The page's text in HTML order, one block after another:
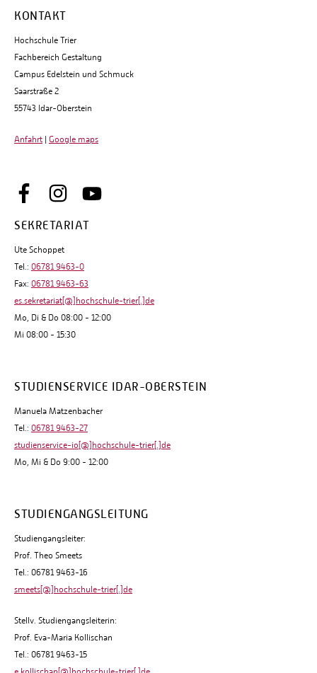
KONTAKT
Hochschule Trier
Fachbereich Gestaltung
Campus Edelstein und Schmuck
Saarstraße 2
55743 Idar-Oberstein
Anfahrt Google maps
SEKRETARIAT
Ute Schoppet
Tel.: 06781 9463-0
Fax: 06781 9463-63
es.sekretariat[@]hochschule-trier[.]de
Mo, Di & Do 08:00 - 12:00
Mi 08:00 - 15:30
STUDIENSERVICE IDAR-OBERSTEIN
Manuela Matzenbacher
Tel.: 06781 9463-27
studienservice-io[@]hochschule-trier[.]de
Mo, Mi & Do 9:00 - 12:00
STUDIENGANGSLEITUNG
Studiengangsleiter:
Prof. Theo Smeets
Tel.: 06781 9463-16
smeets[@]hochschule-trier[.]de
Stellv. Studiengangsleiterin:
Prof. Eva-Maria Kollischan
Tel.: 06781 9463-15